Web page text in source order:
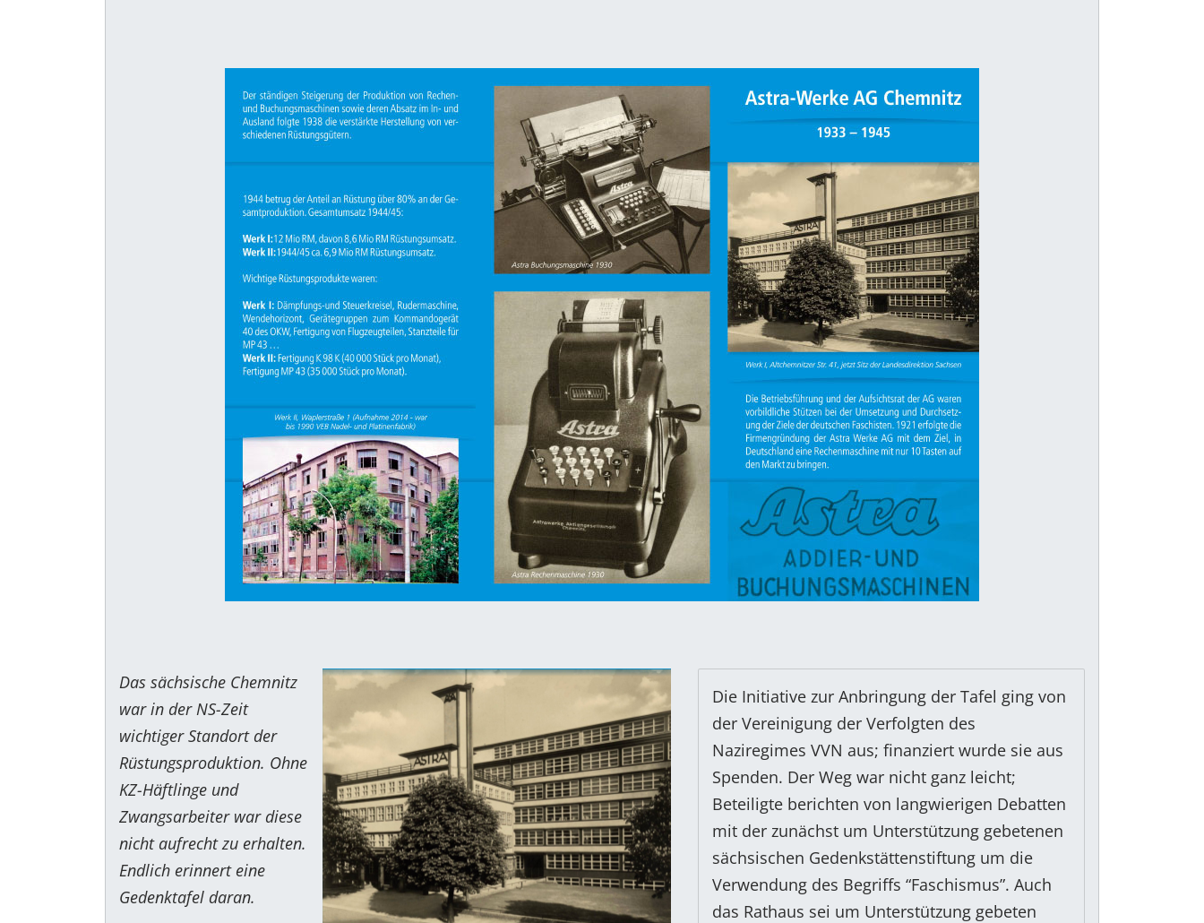
Das sächsische Chemnitz
war in der NS-Zeit
wichtiger Standort der
Rüstungsproduktion. Ohne
KZ-Häftlinge und
Zwangsarbeiter war diese
nicht aufrecht zu erhalten.
Endlich erinnert eine
Gedenktafel daran.
Die Initiative zur Anbringung der Tafel ging von
der Vereinigung der Verfolgten des
Naziregimes VVN aus; finanziert wurde sie aus
Spenden. Der Weg war nicht ganz leicht;
Beteiligte berichten von langwierigen Debatten
mit der zunächst um Unterstützung gebetenen
sächsischen Gedenkstättenstiftung um die
Verwendung des Begriffs “Faschismus”. Auch
das Rathaus sei um Unterstützung gebeten